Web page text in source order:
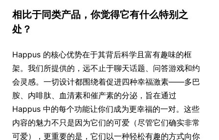
相比于同类产品，你觉得它有什么特别之
处？
Happus 的核心优势在于其背后科学且富有趣味的框
架。我们所提供的，远不止于聊天话题、问答游戏和约
会灵感。一切设计都围绕着促进四种幸福激素——多巴
胺、内啡肽、血清素和催产素的分泌，旨在通过
Happus 中的每个功能让你们成为更幸福的一对。这些
内容的魅力不只是因为它们的可爱（尽管它们确实非常
可爱），更重要的是，它们以一种轻松有趣的方式向你